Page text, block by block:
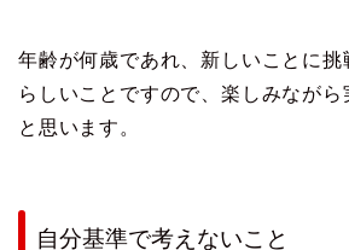
年齢が何歳であれ、新しいことに挑
らしいことですので、楽しみながら
と思います。
自分基準で考えないこと